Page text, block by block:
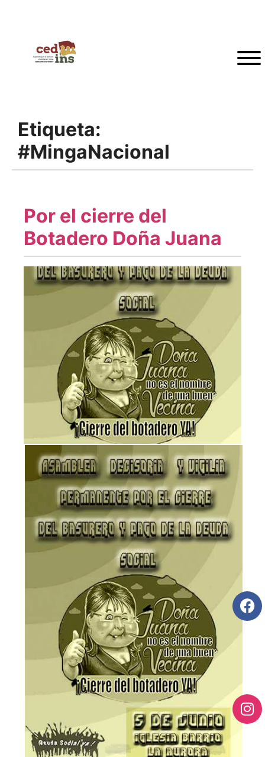
Etiqueta:
#MingaNacional
Por el cierre del
Botadero Doña Juana